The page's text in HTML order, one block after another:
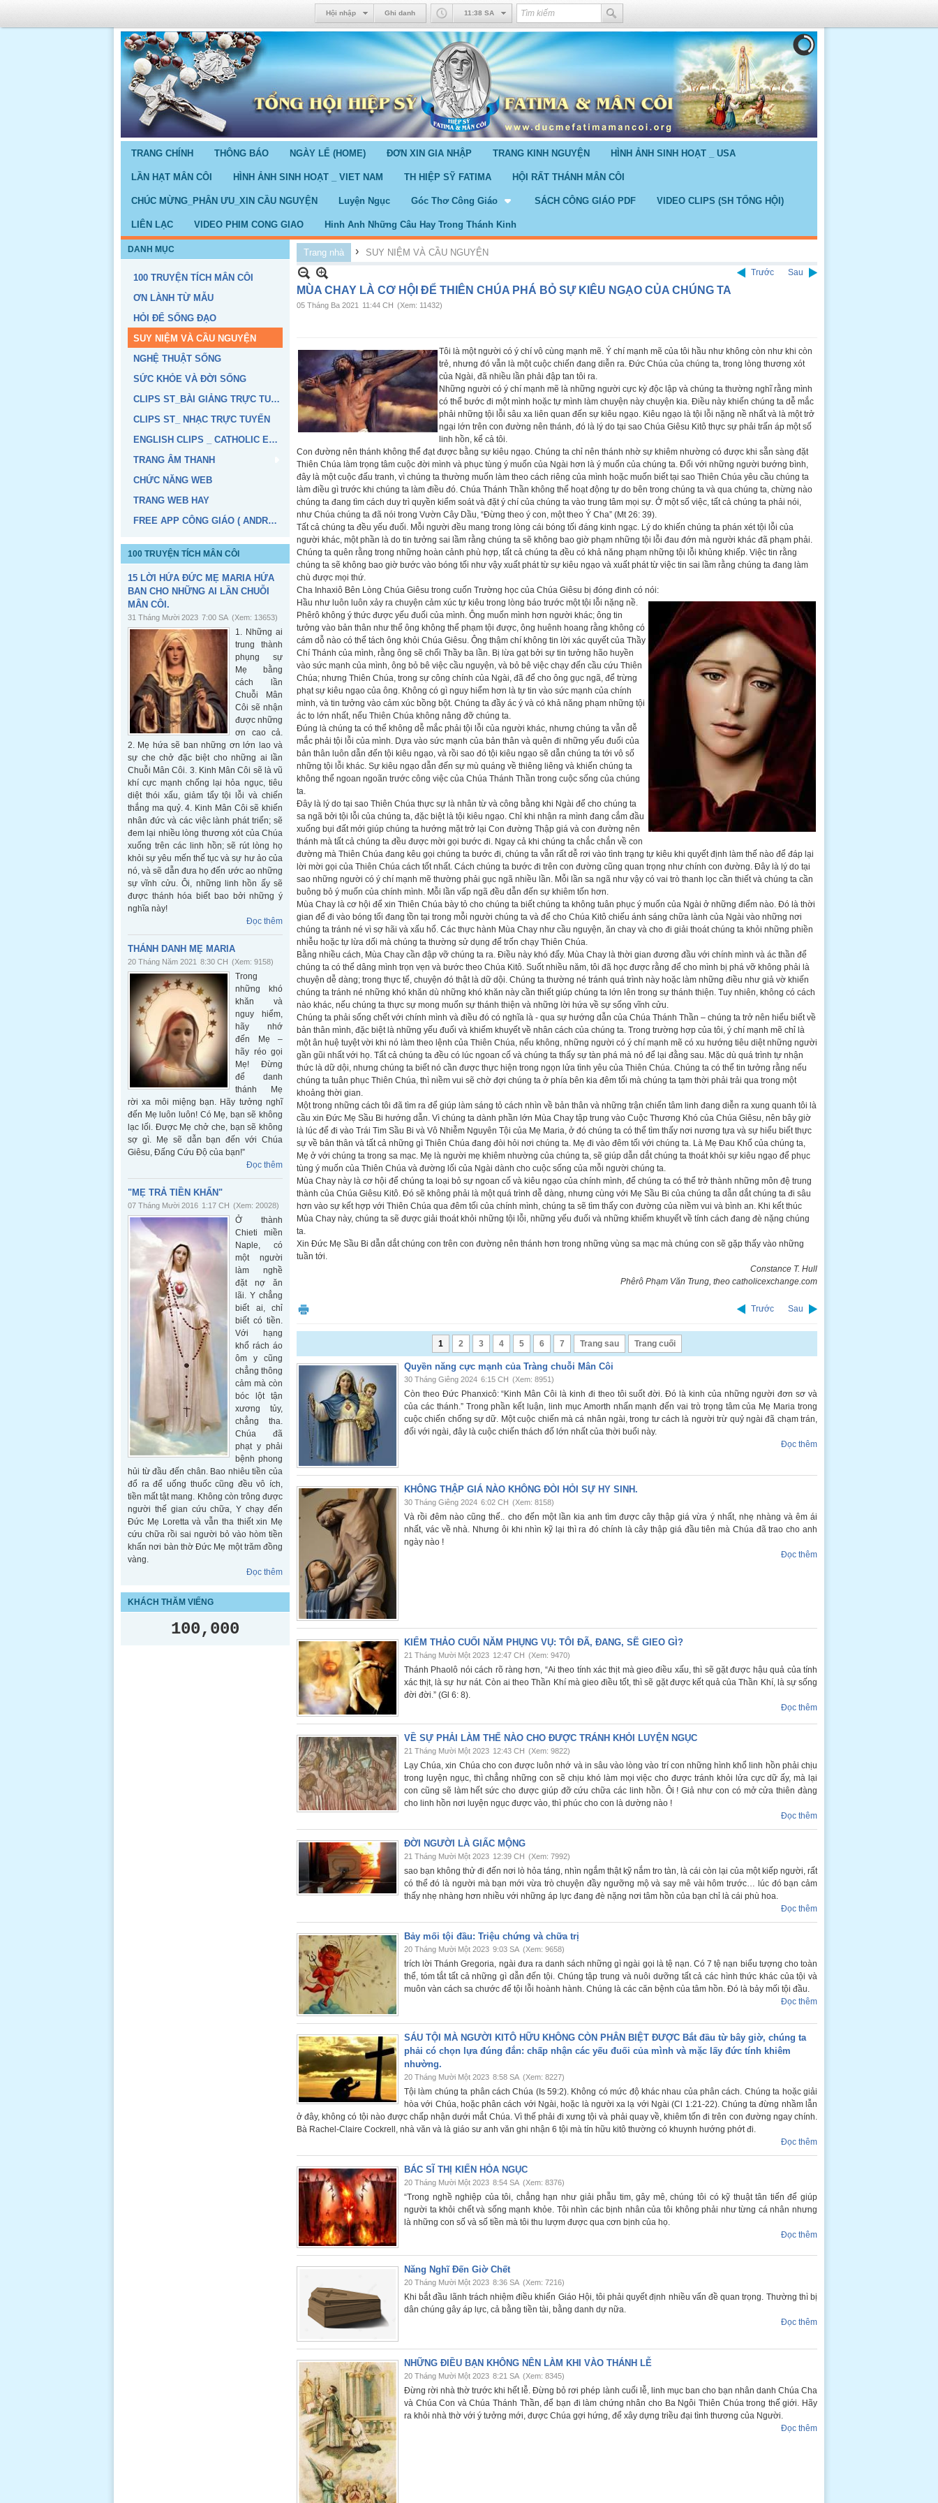
Hội nhập Ghi danh 11:38 SA
TRANG CHÍNH THÔNG BÁO NGÀY LỂ (HOME) ĐƠN XIN GIA NHẬP TRANG KINH NGUYỆN HÌNH ẢNH SINH HOẠT _ USA
LẦN HẠT MÂN CÔI HÌNH ẢNH SINH HOẠT _ VIET NAM TH HIỆP SỸ FATIMA HỘI RẤT THÁNH MÂN CÔI
CHÚC MỪNG_PHÂN ƯU_XIN CẦU NGUYỆN Luyện Ngục Góc Thơ Công Giáo SÁCH CÔNG GIÁO PDF VIDEO CLIPS (SH TỔNG HỘI)
LIÊN LẠC VIDEO PHIM CONG GIAO Hinh Anh Những Câu Hay Trong Thánh Kinh
DANH MỤC
100 TRUYỆN TÍCH MÂN CÔI
ƠN LÀNH TỪ MẪU
HỎI ĐỂ SỐNG ĐẠO
SUY NIỆM VÀ CẦU NGUYỆN
NGHỆ THUẬT SỐNG
SỨC KHỎE VÀ ĐỜI SỐNG
CLIPS ST_BÀI GIẢNG TRỰC TUYẾN
CLIPS ST_ NHẠC TRỰC TUYẾN
ENGLISH CLIPS _ CATHOLIC EDUCATION
TRANG ÂM THANH
CHỨC NĂNG WEB
TRANG WEB HAY
FREE APP CÔNG GIÁO ( ANDROID, IOS)
100 TRUYỆN TÍCH MÂN CÔI
15 LỜI HỨA ĐỨC MẸ MARIA HỨA
BAN CHO NHỮNG AI LẦN CHUỖI
MÂN CÔI.
31 Tháng Mười 2023 7:00 SA (Xem: 13653)
1. Những ai
trung thành
phụng sự
Mẹ bằng
cách lần
Chuỗi Mân
Côi sẽ nhận
được những
ơn cao cả.
2. Mẹ hứa sẽ ban những ơn lớn lao và
sự che chở đặc biệt cho những ai lần
Chuỗi Mân Côi. 3. Kinh Mân Côi sẽ là vũ
khí cực mạnh chống lại hỏa ngục, tiêu
diệt thói xấu, giảm tẩy tội lỗi và chiến
thắng ma quỷ. 4. Kinh Mân Côi sẽ khiến
nhân đức và các việc lành phát triển; sẽ
đem lại nhiều lòng thương xót của Chúa
xuống trên các linh hồn; sẽ rút lòng họ
khỏi sự yêu mến thế tục và sự hư ảo của
nó, và sẽ dẫn đưa họ đến ước ao những
sự vĩnh cửu. Ôi, những linh hồn ấy sẽ
được thánh hóa biết bao bởi những ý
nghĩa này!
Đọc thêm
THÁNH DANH MẸ MARIA
20 Tháng Năm 2021 8:30 CH (Xem: 9158)
Trong
những khó
khăn và
nguy hiểm,
hãy nhớ
đến Mẹ –
hãy réo gọi
Mẹ! Đừng
để danh
thánh Mẹ
rời xa môi miệng bạn. Hãy tưởng nghĩ
đến Mẹ luôn luôn! Có Mẹ, bạn sẽ không
lạc lối. Được Mẹ chở che, bạn sẽ không
sợ gì. Mẹ sẽ dẫn bạn đến với Chúa
Giêsu, Đấng Cứu Độ của bạn!”
Đọc thêm
"MẸ TRẢ TIỀN KHẤN"
07 Tháng Mười 2016 1:17 CH (Xem: 20028)
Ở thành
Chieti miền
Naple, có
một người
làm nghề
đặt nợ ăn
lãi. Y chẳng
biết ai, chỉ
biết có tiền.
Với hạng
khổ rách áo
ôm y cũng
chẳng thông
cảm mà còn
bóc lột tận
xương tủy,
chẳng tha.
Chúa đã
phạt y phải
bệnh phong
hủi từ đầu đến chân. Bao nhiêu tiền của
đổ ra để uống thuốc cũng đều vô ích,
tiền mất tật mang. Không còn trông được
người thế gian cứu chữa, Y chạy đến
Đức Mẹ Loretta và vẫn tha thiết xin Mẹ
cứu chữa rồi sai người bỏ vào hòm tiền
khấn nơi bàn thờ Đức Mẹ một trăm đồng
vàng.
Đọc thêm
KHÁCH THĂM VIẾNG
100,000
Trang nhà › SUY NIỆM VÀ CẦU NGUYỆN
Trước Sau
MÙA CHAY LÀ CƠ HỘI ĐỂ THIÊN CHÚA PHÁ BỎ SỰ KIÊU NGẠO CỦA CHÚNG TA
05 Tháng Ba 2021 11:44 CH (Xem: 11432)
Tôi là một người có ý chí vô cùng mạnh mẽ. Ý chí mạnh mẽ của tôi hầu như không còn như khi còn
trẻ, nhưng đó vẫn là một cuộc chiến đang diễn ra. Đức Chúa của chúng ta, trong lòng thương xót
của Ngài, đã nhiều lần phải đập tan tôi ra.
Những người có ý chí mạnh mẽ là những người cực kỳ độc lập và chúng ta thường nghĩ rằng mình
có thể bước đi một mình hoặc tự mình làm chuyện này chuyện kia. Điều này khiến chúng ta dễ mắc
phải những tội lỗi sâu xa liên quan đến sự kiêu ngạo. Kiêu ngạo là tội lỗi nặng nề nhất và là một trở
ngại lớn trên con đường nên thánh, đó là lý do tại sao Chúa Giêsu Kitô thực sự phải trấn áp một số
linh hồn, kể cả tôi.
Con đường nên thánh không thể đạt được bằng sự kiêu ngạo. Chúng ta chỉ nên thánh nhờ sự khiêm nhường có được khi sẵn sàng đặt
Thiên Chúa làm trọng tâm cuộc đời mình và phục tùng ý muốn của Ngài hơn là ý muốn của chúng ta. Đối với những người bướng bình,
đây là một cuộc đấu tranh, vì chúng ta thường muốn làm theo cách riêng của mình hoặc muốn biết tại sao Thiên Chúa yêu cầu chúng ta
làm điều gì trước khi chúng ta làm điều đó. Chúa Thánh Thần không thể hoạt động tự do bên trong chúng ta và qua chúng ta, chừng nào
chúng ta đang tìm cách duy trì quyền kiểm soát và đặt ý chí của chúng ta vào trung tâm mọi sự. Ở một số việc, tất cả chúng ta phải nói,
như Chúa chúng ta đã nói trong Vườn Cây Dầu, “Đừng theo ý con, một theo Ý Cha” (Mt 26: 39).
Tất cả chúng ta đều yếu đuối. Mỗi người đều mang trong lòng cái bóng tối đáng kinh ngạc. Lý do khiến chúng ta phán xét tội lỗi của
người khác, một phần là do tin tưởng sai lầm rằng chúng ta sẽ không bao giờ phạm những tội lỗi đau đớn mà người khác đã phạm phải.
Chúng ta quên rằng trong những hoàn cảnh phù hợp, tất cả chúng ta đều có khả năng phạm những tội lỗi khủng khiếp. Việc tin rằng
chúng ta sẽ không bao giờ bước vào bóng tối như vậy xuất phát từ sự kiêu ngạo và xuất phát từ việc tin sai lầm rằng chúng ta đang làm
chù được mọi thứ.
Cha Inhaxiô Bên Lòng Chúa Giêsu trong cuốn Trường học của Chúa Giêsu bị đóng đinh có nói:
Hầu như luôn luôn xảy ra chuyện cảm xúc tự kiêu trong lòng báo trước một tội lỗi nặng nề.
Phêrô không ý thức được yếu đuối của mình. Ông muốn mình hơn người khác; ông tin
tưởng vào bản thân như thể ông không thể phạm tội được, ông huênh hoang rằng không có
cám dỗ nào có thể tách ông khỏi Chúa Giêsu. Ông thậm chí không tin lời xác quyết của Thầy
Chí Thánh của mình, rằng ông sẽ chối Thầy ba lần. Bị lừa gạt bởi sự tin tưởng hão huyền
vào sức mạnh của mình, ông bỏ bê việc cầu nguyện, và bỏ bê việc chạy đến cầu cứu Thiên
Chúa; nhưng Thiên Chúa, trong sự công chính của Ngài, đã để cho ông gục ngã, để trừng
phạt sự kiêu ngạo của ông. Không có gì nguy hiểm hơn là tự tin vào sức mạnh của chính
mình, và tin tưởng vào cảm xúc bồng bột. Chúng ta đầy ác ý và có khả năng phạm những tội
ác to lớn nhất, nếu Thiên Chúa không nâng đỡ chúng ta.
Đúng là chúng ta có thể không dễ mắc phải tội lỗi của người khác, nhưng chúng ta vẫn dễ
mắc phải tội lỗi của mình. Dựa vào sức mạnh của bản thân và quên đi những yếu đuối của
bản thân luôn dẫn đến tội kiêu ngạo, và rồi sao đó tội kiêu ngạo sẽ dẫn chúng ta tới vô số
những tội lỗi khác. Sự kiêu ngạo dẫn đến sự mù quáng về thiêng liêng và khiến chúng ta
không thể ngoan ngoãn trước công việc của Chúa Thánh Thần trong cuộc sống của chúng
ta.
Đây là lý do tại sao Thiên Chúa thực sự là nhân từ và công bằng khi Ngài để cho chúng ta
sa ngã bởi tội lỗi của chúng ta, đặc biệt là tội kiêu ngạo. Chỉ khi nhận ra mình đang cắm đầu
xuống bụi đất mới giúp chúng ta hướng mặt trở lại Con đường Thập giá và con đường nên
thánh mà tất cả chúng ta đều được mời gọi bước đi. Ngay cả khi chúng ta chắc chắn về con
đường mà Thiên Chúa đang kêu gọi chúng ta bước đi, chúng ta vẫn rất dễ rơi vào tình trạng tự kiêu khi quyết định làm thế nào để đáp lại
lời mời gọi của Thiên Chúa cách tốt nhất. Cách chúng ta bước đi trên con đường cũng quan trọng như chính con đường. Đây là lý do tại
sao những người có ý chí mạnh mẽ thường phải gục ngã nhiều lần. Mỗi lần sa ngã như vậy có vai trò thanh lọc cần thiết và chúng ta cần
buông bỏ ý muốn của chính mình. Mỗi lần vấp ngã đều dẫn đến sự khiêm tốn hơn.
Mùa Chay là cơ hội để xin Thiên Chúa bày tỏ cho chúng ta biết chúng ta không tuân phục ý muốn của Ngài ở những điểm nào. Đó là thời
gian để đi vào bóng tối đang tồn tại trong mỗi người chúng ta và để cho Chúa Kitô chiếu ánh sáng chữa lành của Ngài vào những nơi
chúng ta tránh né vì sợ hãi và xấu hổ. Các thực hành Mùa Chay như cầu nguyện, ăn chay và cho đi giải thoát chúng ta khỏi những phiền
nhiễu hoặc tự lừa dối mà chúng ta thường sử dụng để trốn chạy Thiên Chúa.
Bằng nhiều cách, Mùa Chay cần đập vỡ chúng ta ra. Điều này khó đấy. Mùa Chay là thời gian đương đầu với chính mình và ác thần để
chúng ta có thể dâng mình trọn vẹn và bước theo Chúa Kitô. Suốt nhiều năm, tôi đã học được rằng để cho mình bị phá vỡ không phải là
chuyện dễ dàng; trong thực tế, chuyện đó thật là dữ dội. Chúng ta thường né tránh quá trình này hoặc làm những điều như giả vờ khiến
chúng ta tránh né những khó khăn dù những khó khăn này cần thiết giúp chúng ta lớn lên trong sự thánh thiện. Tuy nhiên, không có cách
nào khác, nếu chúng ta thực sự mong muốn sự thánh thiện và những lời hứa về sự sống vĩnh cửu.
Chúng ta phải sống chết với chính mình và điều đó có nghĩa là - qua sự hướng dẫn của Chúa Thánh Thần – chúng ta trở nên hiểu biết về
bản thân mình, đặc biệt là những yếu đuối và khiếm khuyết về nhân cách của chúng ta. Trong trường hợp của tôi, ý chí mạnh mẽ chỉ là
một ân huệ tuyệt vời khi nó làm theo lệnh của Thiên Chúa, nếu không, những người có ý chí mạnh mẽ có xu hướng tiêu diệt những người
gần gũi nhất với họ. Tất cả chúng ta đều có lúc ngoan cố và chúng ta thấy sự tàn phá mà nó để lại đằng sau. Mặc dù quá trình tự nhận
thức là dữ dội, nhưng chúng ta biết nó cần được thực hiện trong ngọn lửa tình yêu của Thiên Chúa. Chúng ta có thể tin tưởng rằng nếu
chúng ta tuân phục Thiên Chúa, thì niềm vui sẽ chờ đợi chúng ta ở phía bên kia đêm tối mà chúng ta tạm thời phải trải qua trong một
khoảng thời gian.
Một trong những cách tôi đã tìm ra để giúp làm sáng tỏ cách nhìn về bản thân và những trận chiến tâm linh đang diễn ra xung quanh tôi là
cầu xin Đức Mẹ Sầu Bi hướng dẫn. Vì chúng ta dành phần lớn Mùa Chay tập trung vào Cuộc Thương Khó của Chúa Giêsu, nên bây giờ
là lúc để đi vào Trái Tim Sầu Bi và Vô Nhiễm Nguyên Tội của Mẹ Maria, ở đó chúng ta có thể tìm thấy nơi nương tựa và sự hiểu biết thực
sự về bản thân và tất cả những gì Thiên Chúa đang đòi hỏi nơi chúng ta. Mẹ đi vào đêm tối với chúng ta. Là Mẹ Đau Khổ của chúng ta,
Mẹ ở với chúng ta trong sa mạc. Mẹ là người mẹ khiêm nhường của chúng ta, sẽ giúp dẫn dắt chúng ta thoát khỏi sự kiêu ngạo để phục
tùng ý muốn của Thiên Chúa và đường lối của Ngài dành cho cuộc sống của mỗi người chúng ta.
Mùa Chay này là cơ hội để chúng ta loại bỏ sự ngoan cố và kiêu ngạo của chính mình, để chúng ta có thể trở thành những môn đệ trung
thành của Chúa Giêsu Kitô. Đó sẽ không phải là một quá trình dễ dàng, nhưng cùng với Mẹ Sầu Bi của chúng ta dẫn dắt chúng ta đi sâu
hơn vào sự kết hợp với Thiên Chúa qua đêm tối của chính mình, chúng ta sẽ tìm thấy con đường của niềm vui và bình an. Khi kết thúc
Mùa Chay này, chúng ta sẽ được giải thoát khỏi những tội lỗi, những yếu đuối và những khiếm khuyết về tính cách đang đè nặng chúng
ta.
Xin Đức Mẹ Sầu Bi dẫn dắt chúng con trên con đường nên thánh hơn trong những vùng sa mạc mà chúng con sẽ gặp thấy vào những
tuần tới.
Constance T. Hull
Phêrô Phạm Văn Trung, theo catholicexchange.com
Trước Sau
1 2 3 4 5 6 7 Trang sau Trang cuối
Quyền năng cực mạnh của Tràng chuỗi Mân Côi
30 Tháng Giêng 2024 6:15 CH (Xem: 8951)
Còn theo Đức Phanxicô: “Kinh Mân Côi là kinh đi theo tôi suốt đời. Đó là kinh của những người đơn sơ và
của các thánh.” Trong phần kết luận, linh mục Amorth nhấn mạnh đến vai trò trọng tâm của Mẹ Maria trong
cuộc chiến chống sự dữ. Một cuộc chiến mà cá nhân ngài, trong tư cách là người trừ quỷ ngài đã chạm trán,
đối với ngài, đây là cuộc chiến thách đố lớn nhất của thời buổi này.
Đọc thêm
KHÔNG THẬP GIÁ NÀO KHÔNG ĐÒI HỎI SỰ HY SINH.
30 Tháng Giêng 2024 6:02 CH (Xem: 8158)
Và rồi đêm nào cũng thế.. cho đến một lần kia anh tìm được cây thập giá vừa ý nhất, nhẹ nhàng và êm ái
nhất, vác về nhà. Nhưng ôi khi nhìn kỹ lại thì ra đó chính là cây thập giá đầu tiên mà Chúa đã trao cho anh
ngày nào !
Đọc thêm
KIỂM THẢO CUỐI NĂM PHỤNG VỤ: TÔI ĐÃ, ĐANG, SẼ GIEO GÌ?
21 Tháng Mười Một 2023 12:47 CH (Xem: 9470)
Thánh Phaolô nói cách rõ ràng hơn, “Ai theo tính xác thịt mà gieo điều xấu, thì sẽ gặt được hậu quả của tính
xác thịt, là sự hư nát. Còn ai theo Thần Khí mà gieo điều tốt, thì sẽ gặt được kết quả của Thần Khí, là sự sống
đời đời.” (Gl 6: 8).
Đọc thêm
VỀ SỰ PHẢI LÀM THẾ NÀO CHO ĐƯỢC TRÁNH KHỎI LUYỆN NGỤC
21 Tháng Mười Một 2023 12:43 CH (Xem: 9822)
Lạy Chúa, xin Chúa cho con được luôn nhớ và in sâu vào lòng vào trí con những hình khổ linh hồn phải chịu
trong luyện ngục, thì chẳng những con sẽ chịu khó làm mọi việc cho được tránh khỏi lửa cực dữ ấy, mà lại
con cũng sẽ làm hết sức cho được giúp đỡ cứu chữa các linh hồn. Ôi ! Giả như con có mở cửa thiên đàng
cho linh hồn nơi luyện ngục được vào, thì phúc cho con là dường nào !
Đọc thêm
ĐỜI NGƯỜI LÀ GIẤC MỘNG
21 Tháng Mười Một 2023 12:39 CH (Xem: 7992)
sao bạn không thử đi đến nơi lò hỏa táng, nhìn ngắm thật kỹ nắm tro tàn, là cái còn lại của một kiếp người, rất
có thể đó là người mà bạn mới vừa trò chuyện đầy ngưỡng mộ và say mê vài hôm trước… lúc đó bạn cảm
thấy nhẹ nhàng hơn nhiều với những áp lực đang đè nặng nơi tâm hồn của bạn chỉ là cái phù hoa.
Đọc thêm
Bảy mối tội đầu: Triệu chứng và chữa trị
20 Tháng Mười Một 2023 9:03 SA (Xem: 9658)
trích lời Thánh Gregoria, ngài đưa ra danh sách những gì ngài gọi là tệ nạn. Có 7 tệ nạn biểu tượng cho toàn
thể, tóm tắt tất cả những gì dẫn đến tội. Chúng tập trung và nuôi dưỡng tất cả các hình thức khác của tội và
muôn vàn cách sa chước để tội lỗi hoành hành. Chúng là các căn bệnh của tâm hồn. Đó là bảy mối tội đầu.
Đọc thêm
SÁU TỘI MÀ NGƯỜI KITÔ HỮU KHÔNG CÒN PHÂN BIỆT ĐƯỢC Bắt đầu từ bây giờ, chúng ta
phải có chọn lựa đúng đắn: chấp nhận các yếu đuối của mình và mặc lấy đức tính khiêm
nhường.
20 Tháng Mười Một 2023 8:58 SA (Xem: 8227)
Tội làm chúng ta phân cách Chúa (Is 59:2). Không có mức độ khác nhau của phân cách. Chúng ta hoặc giải
hòa với Chúa, hoặc phân cách với Ngài, hoặc là người xa lạ với Ngài (Cl 1:21-22). Chúng ta đừng nhầm lẫn
ở đây, không có tội nào được chấp nhận dưới mắt Chúa. Vì thế phải đi xưng tội và phải quay về, khiêm tốn đi trên con đường ngay chính.
Bà Rachel-Claire Cockrell, nhà văn và là giáo sư anh văn ghi nhận 6 tội mà tín hữu kitô thường có khuynh hướng phớt đi.
Đọc thêm
BÁC SĨ THỊ KIẾN HỎA NGỤC
20 Tháng Mười Một 2023 8:54 SA (Xem: 8376)
“Trong nghề nghiệp của tôi, chẳng hạn như giải phẫu tim, gây mê, chúng tôi có kỹ thuật tân tiến để giúp
người ta khỏi chết và sống mạnh khỏe. Tôi nhìn các bịnh nhân của tôi không phải như từng cá nhân nhưng
là những con số và số tiền mà tôi thu lượm được qua cơn bịnh của họ.
Đọc thêm
Năng Nghĩ Đến Giờ Chết
20 Tháng Mười Một 2023 8:36 SA (Xem: 7216)
Khi bắt đầu lãnh trách nhiệm điều khiển Giáo Hội, tôi phải quyết định nhiều vấn đề quan trọng. Thường thì bị
dân chúng gây áp lực, cả bằng tiền tài, bằng danh dự nữa.
Đọc thêm
NHỮNG ĐIỀU BẠN KHÔNG NÊN LÀM KHI VÀO THÁNH LỄ
20 Tháng Mười Một 2023 8:21 SA (Xem: 8345)
Đừng rời nhà thờ trước khi hết lễ. Đừng bỏ rơi phép lành cuối lễ, linh mục ban cho bạn nhân danh Chúa Cha
và Chúa Con và Chúa Thánh Thần, để bạn đi làm chứng nhân cho Ba Ngôi Thiên Chúa trong thế giới. Hãy
ra khỏi nhà thờ với ý tưởng mới, được Chúa gợi hứng, để xây dựng triều đại tình thương của Người.
Đọc thêm